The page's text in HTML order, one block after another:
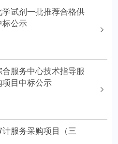
试剂一批推荐合格供
标公示
服务中心技术指导服
目中标公示
服务采购项目（三